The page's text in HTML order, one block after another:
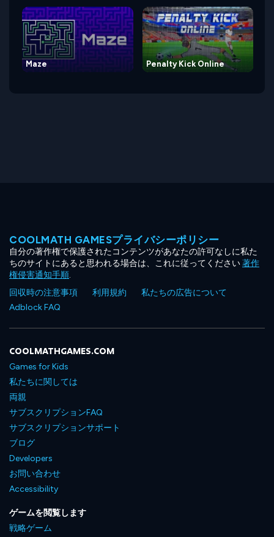
Maze Penalty Kick Online
COOLMATH GAMESプライバシーポリシー
自分の著作権で保護されたコンテンツがあなたの許可なしに私た
ちのサイトにあると思われる場合は、これに従ってください著作
権侵害通知手順.
回収時の注意事項
利用規約
私たちの広告について
Adblock FAQ
COOLMATHGAMES.COM
Games for Kids
私たちに関しては
両親
サブスクリプションFAQ
サブスクリプションサポート
ブログ
Developers
お問い合わせ
Accessibility
ゲームを閲覧します
戦略ゲーム